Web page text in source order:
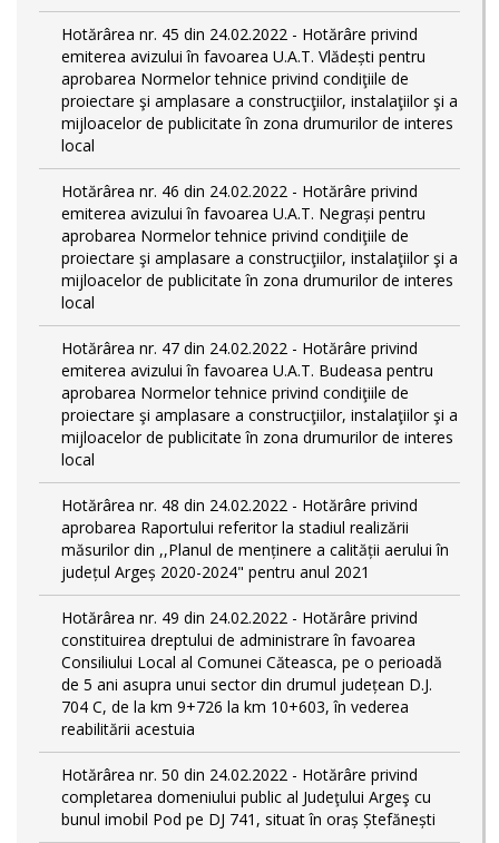
Hotărârea nr. 45 din 24.02.2022 - Hotărâre privind
emiterea avizului în favoarea U.A.T. Vlădești pentru
aprobarea Normelor tehnice privind condiţiile de
proiectare şi amplasare a construcţiilor, instalaţiilor şi a
mijloacelor de publicitate în zona drumurilor de interes
local
Hotărârea nr. 46 din 24.02.2022 - Hotărâre privind
emiterea avizului în favoarea U.A.T. Negrași pentru
aprobarea Normelor tehnice privind condiţiile de
proiectare şi amplasare a construcţiilor, instalaţiilor şi a
mijloacelor de publicitate în zona drumurilor de interes
local
Hotărârea nr. 47 din 24.02.2022 - Hotărâre privind
emiterea avizului în favoarea U.A.T. Budeasa pentru
aprobarea Normelor tehnice privind condiţiile de
proiectare şi amplasare a construcţiilor, instalaţiilor şi a
mijloacelor de publicitate în zona drumurilor de interes
local
Hotărârea nr. 48 din 24.02.2022 - Hotărâre privind
aprobarea Raportului referitor la stadiul realizării
măsurilor din ,,Planul de menținere a calității aerului în
județul Argeș 2020-2024" pentru anul 2021
Hotărârea nr. 49 din 24.02.2022 - Hotărâre privind
constituirea dreptului de administrare în favoarea
Consiliului Local al Comunei Căteasca, pe o perioadă
de 5 ani asupra unui sector din drumul județean D.J.
704 C, de la km 9+726 la km 10+603, în vederea
reabilitării acestuia
Hotărârea nr. 50 din 24.02.2022 - Hotărâre privind
completarea domeniului public al Judeţului Argeş cu
bunul imobil Pod pe DJ 741, situat în oraș Ștefănești